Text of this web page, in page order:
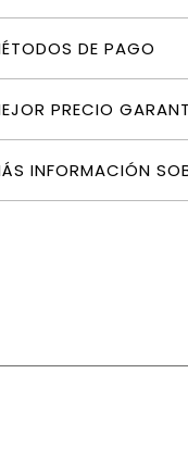
DE PAGO
PRECIO
INFORMACIÓN